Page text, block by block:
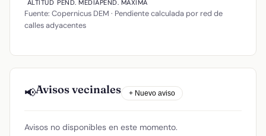
ALTITUD PEND. MEDIAPEND. MÁXIMA
Fuente: Copernicus DEM · Pendiente calculada por red de
calles adyacentes
📢Avisos vecinales + Nuevo aviso
Avisos no disponibles en este momento.